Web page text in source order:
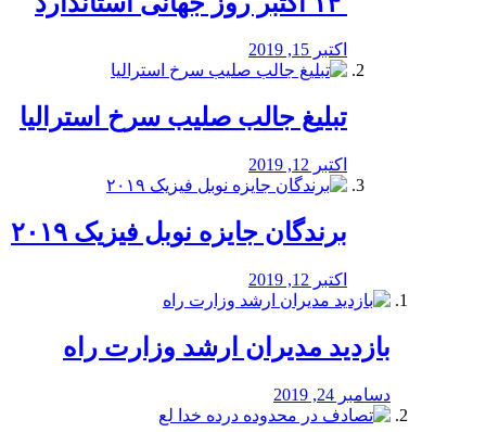
اکتبر 15, 2019
تبلیغ جالب صلیب سرخ استرالیا
اکتبر 12, 2019
برندگان جایزه نوبل فیزیک ۲۰۱۹
اکتبر 12, 2019
بازدید مدیران ارشد وزارت راه
دسامبر 24, 2019